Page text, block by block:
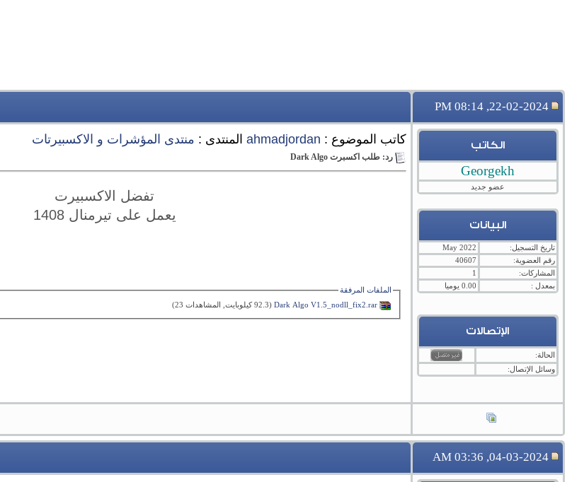
22-02-2024, 08:14 PM
الكاتب
Georgekh
عضو جديد
البيانات
تاريخ التسجيل:
May 2022
رقم العضوية:
40607
المشاركات:
1
بمعدل :
0.00 يوميا
الإتصالات
الحالة:
وسائل الإتصال:
كاتب الموضوع : ahmadjordan المنتدى : منتدى المؤشرات و الاكسبيرتات
رد: طلب اكسبرت Dark Algo
تفضل الاكسبيرت
يعمل على تيرمنال 1408
الملفات المرفقة
Dark Algo V1.5_nodll_fix2.rar‏(92.3 كيلوبايت, المشاهدات 23)
04-03-2024, 03:36 AM